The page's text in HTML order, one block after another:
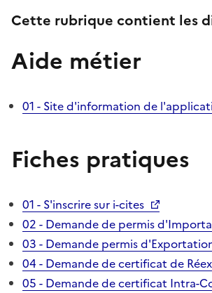
Cette rubrique contient les
Aide métier
01 - Site d'information de
Fiches pratiques
01 - S'inscrire sur i-cites
02 - Demande de permis
03 - Demande permis
04 - Demande de certificat de
05 - Demande de certificat Intra-